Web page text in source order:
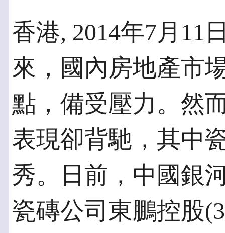
香港, 2014年7月11
來，國內房地產市
點，備受壓力。然
表現卻背馳，其中
秀。日前，中國銀
瓷磚公司東鵬控股